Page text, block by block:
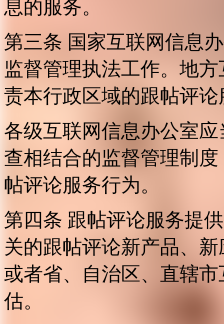
息的服务。
第三条 国家互联网信息
监督管理执法工作。地
责本行政区域的跟帖评
各级互联网信息办公室
查相结合的监督管理制
帖评论服务行为。
第四条 跟帖评论服务提
关的跟帖评论新产品、
或者省、自治区、直辖
估。